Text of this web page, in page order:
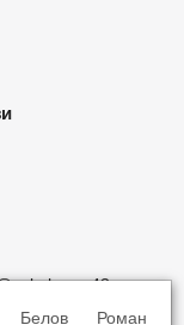
Белов Роман